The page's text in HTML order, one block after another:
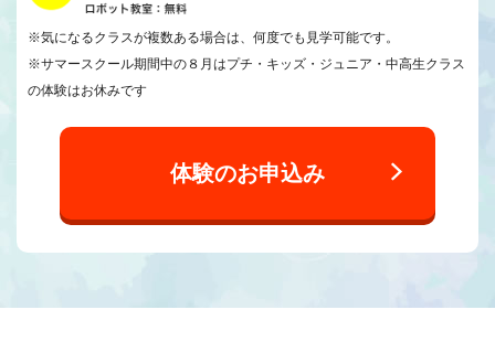
※気になるクラスが複数ある場合は、何度でも見学可能です。
※サマースクール期間中の８月はプチ・キッズ・ジュニア・中高生クラス
の体験はお休みです
体験のお申込み